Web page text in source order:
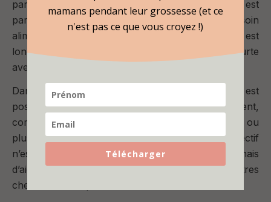
particulièrement marqué. Dans ce cas, la tétée est
parfois autant un besoin de régulation qu’un besoin
alimentaire. Pour s’en assurer, vérifiez si la tétée est
longue et rythmée (faim réelle) ou si elle est courte
avec endormissement rapide (régulation).
Dans certains cas, et selon l’âge du bébé, il est
possible de proposer d’autres repères d’apaisement,
comme la tétine si cela correspond à vos choix, ou
plus tard un objet transitionnel (le doudou). L’objectif
n’est pas de remplacer brutalement le sein, mais
d’aider progressivement le bébé à découvrir d’autres
chemins vers l’apaisement.
mamans pendant leur grossesse (et ce
n'est pas ce que vous croyez !)
Télécharger